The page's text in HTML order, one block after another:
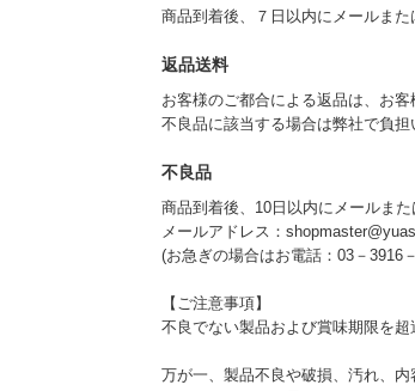
商品到着後、７日以内にメールまた
返品送料
お客様のご都合による返品は、お客
不良品に該当する場合は弊社で負担
不良品
商品到着後、10日以内にメールまた
メールアドレス：
(お急ぎの場合はお電話：03－3916
【ご注意事項】
不良でない製品および賞味期限を超
万が一、製品不良や破損、汚れ、